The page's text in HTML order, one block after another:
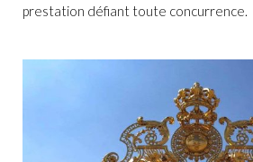
prestation défiant toute concurrence.